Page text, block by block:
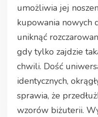
umożliwia jej
kupowania nowych
uniknąć
gdy tylko zajdzie
chwili. Dość
identycznych,
sprawia, że
wzorów biżuterii.